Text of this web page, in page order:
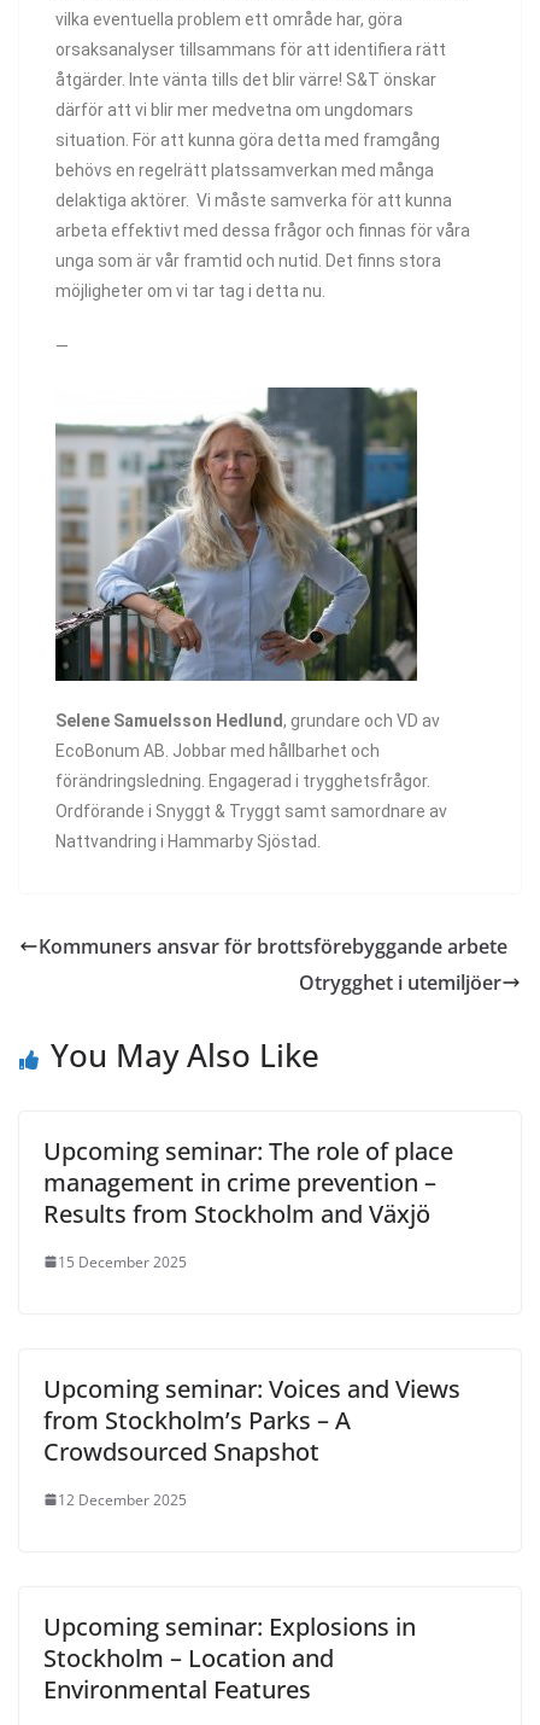
vilka eventuella problem ett område har, göra
orsaksanalyser tillsammans för att identifiera rätt
åtgärder. Inte vänta tills det blir värre! S&T önskar
därför att vi blir mer medvetna om ungdomars
situation. För att kunna göra detta med framgång
behövs en regelrätt platssamverkan med många
delaktiga aktörer. Vi måste samverka för att kunna
arbeta effektivt med dessa frågor och finnas för våra
unga som är vår framtid och nutid. Det finns stora
möjligheter om vi tar tag i detta nu.
—
Selene Samuelsson Hedlund, grundare och VD av
EcoBonum AB. Jobbar med hållbarhet och
förändringsledning. Engagerad i trygghetsfrågor.
Ordförande i Snyggt & Tryggt samt samordnare av
Nattvandring i Hammarby Sjöstad.
Kommuners ansvar för brottsförebyggande arbete
Otrygghet i utemiljöer
You May Also Like
Upcoming seminar: The role of place
management in crime prevention –
Results from Stockholm and Växjö
15 December 2025
Upcoming seminar: Voices and Views
from Stockholm’s Parks – A
Crowdsourced Snapshot
12 December 2025
Upcoming seminar: Explosions in
Stockholm – Location and
Environmental Features